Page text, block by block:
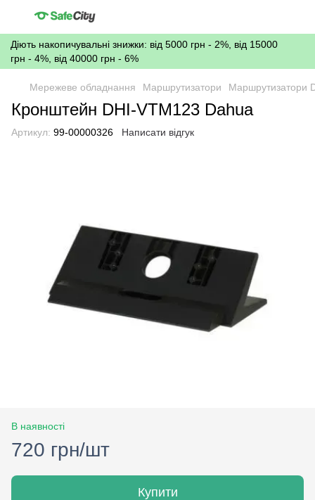
Діють накопичувальні знижки: від 5000 грн - 2%, від 15000
грн - 4%, від 40000 грн - 6%
Мережеве обладнання Маршрутизатори Маршрутизатори
Кронштейн DHI-VTM123 Dahua
Артикул: 99-00000326 Написати відгук
В наявності
720 грн/шт
Купити